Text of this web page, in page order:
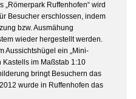
Ruffenhofen“ wird
Besucher erschlossen, indem
bzw. Ausmähung
wieder hergestellt werden.
Aussichtshügel ein „Mini-
Kastells im Maßstab 1:10
bringt Besuchern das
wurde in Ruffenhofen das